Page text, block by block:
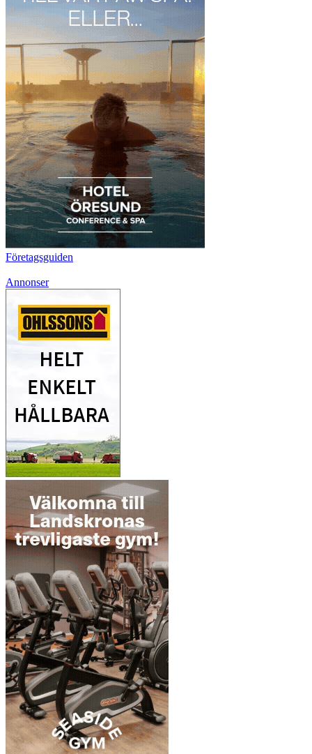
Företagsguiden
Annonser